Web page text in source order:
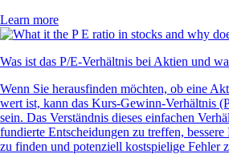
Learn more
Was ist das P/E-Verhältnis bei Aktien und
Wenn Sie herausfinden möchten, ob eine
wert ist, kann das Kurs-Gewinn-Verhältnis
sein. Das Verständnis dieses einfachen
fundierte Entscheidungen zu treffen,
zu finden und potenziell kostspielige Fehler